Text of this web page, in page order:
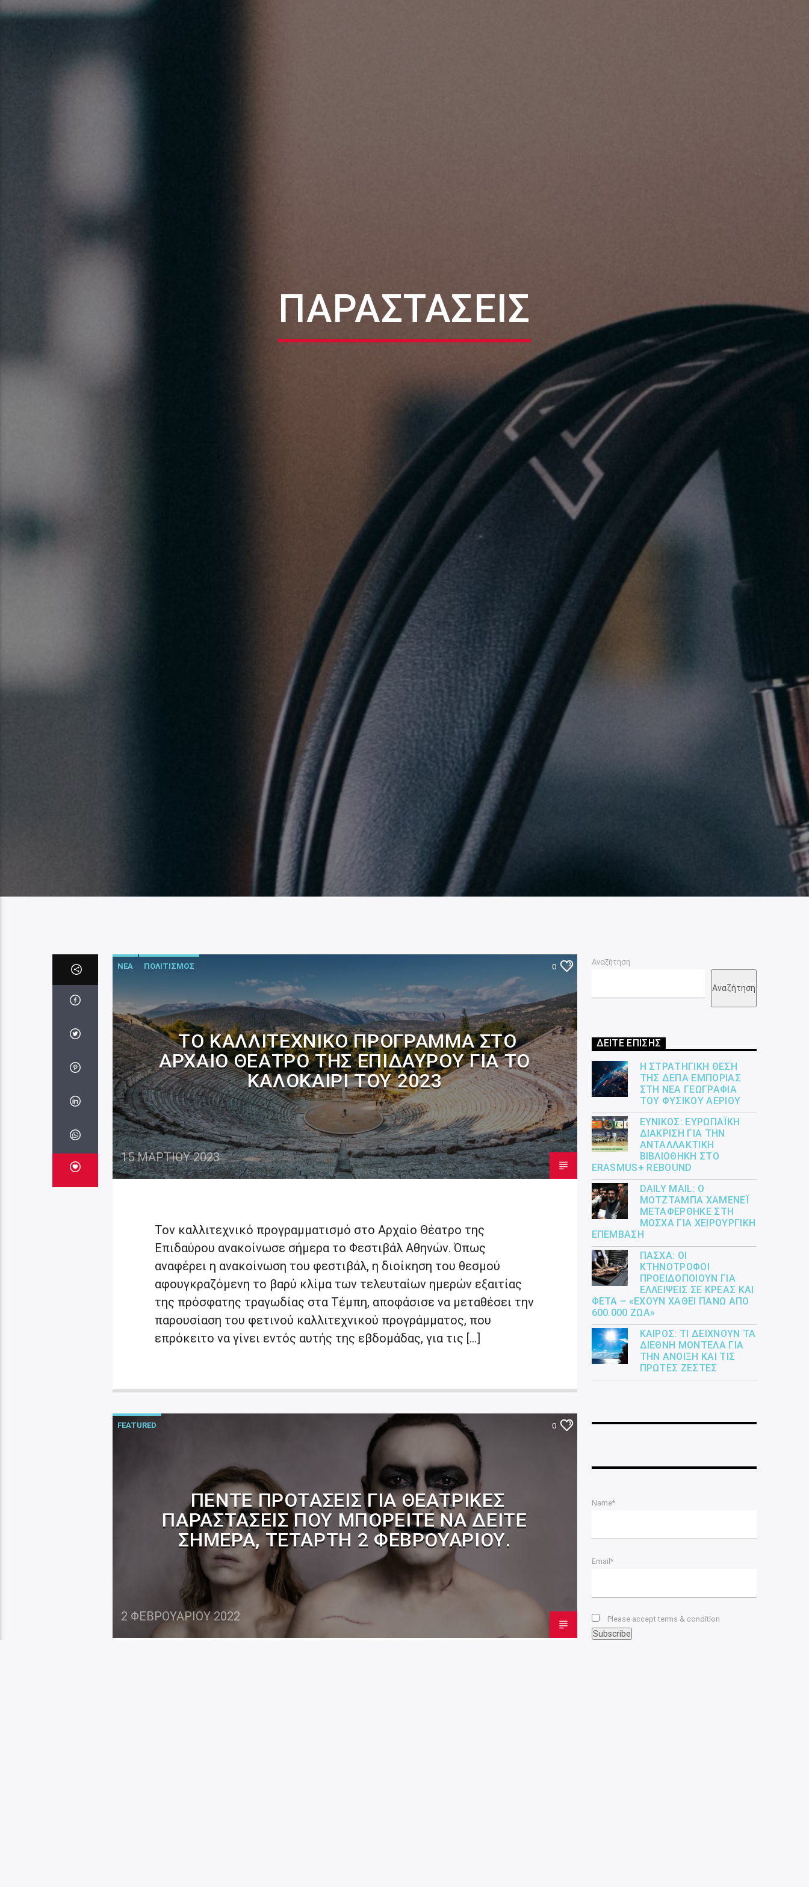
ΠΑΡΑΣΤΑΣΕΙΣ
ΝΕΑ ΠΟΛΙΤΙΣΜΟΣ 0
ΤΟ ΚΑΛΛΙΤΕΧΝΙΚΌ ΠΡΌΓΡΑΜΜΑ ΣΤΟ
ΑΡΧΑΊΟ ΘΈΑΤΡΟ ΤΗΣ ΕΠΙΔΑΎΡΟΥ ΓΙΑ ΤΟ
ΚΑΛΟΚΑΊΡΙ ΤΟΥ 2023
15 ΜΑΡΤΊΟΥ 2023
Τον καλλιτεχνικό προγραμματισμό στο Αρχαίο Θέατρο της
Επιδαύρου ανακοίνωσε σήμερα το Φεστιβάλ Αθηνών. Όπως
αναφέρει η ανακοίνωση του φεστιβάλ, η διοίκηση του θεσμού
αφουγκραζόμενη το βαρύ κλίμα των τελευταίων ημερών εξαιτίας
της πρόσφατης τραγωδίας στα Τέμπη, αποφάσισε να μεταθέσει την
παρουσίαση του φετινού καλλιτεχνικού προγράμματος, που
επρόκειτο να γίνει εντός αυτής της εβδομάδας, για τις […]
FEATURED 0
ΠΈΝΤΕ ΠΡΟΤΆΣΕΙΣ ΓΙΑ ΘΕΑΤΡΙΚΈΣ
ΠΑΡΑΣΤΆΣΕΙΣ ΠΟΥ ΜΠΟΡΕΊΤΕ ΝΑ ΔΕΊΤΕ
ΣΉΜΕΡΑ, ΤΕΤΆΡΤΗ 2 ΦΕΒΡΟΥΑΡΊΟΥ.
2 ΦΕΒΡΟΥΑΡΊΟΥ 2022
Αναζήτηση
Αναζήτηση
ΔΕΙΤΕ ΕΠΙΣΗΣ
Η ΣΤΡΑΤΗΓΙΚΉ ΘΈΣΗ
ΤΗΣ ΔΕΠΑ ΕΜΠΟΡΊΑΣ
ΣΤΗ ΝΈΑ ΓΕΩΓΡΑΦΊΑ
ΤΟΥ ΦΥΣΙΚΟΎ ΑΕΡΊΟΥ
ΕΎΝΙΚΟΣ: ΕΥΡΩΠΑΪΚΉ
ΔΙΆΚΡΙΣΗ ΓΙΑ ΤΗΝ
ΑΝΤΑΛΛΑΚΤΙΚΉ
ΒΙΒΛΙΟΘΉΚΗ ΣΤΟ
ERASMUS+ REBOUND
DAILY MAIL: Ο
ΜΟΤΖΤΆΜΠΑ ΧΑΜΕΝΕΪ́
ΜΕΤΑΦΈΡΘΗΚΕ ΣΤΗ
ΜΌΣΧΑ ΓΙΑ ΧΕΙΡΟΥΡΓΙΚΉ
ΕΠΈΜΒΑΣΗ
ΠΆΣΧΑ: ΟΙ
ΚΤΗΝΟΤΡΌΦΟΙ
ΠΡΟΕΙΔΟΠΟΙΟΎΝ ΓΙΑ
ΕΛΛΕΊΨΕΙΣ ΣΕ ΚΡΈΑΣ ΚΑΙ
ΦΈΤΑ – «ΈΧΟΥΝ ΧΑΘΕΊ ΠΆΝΩ ΑΠΌ
600.000 ΖΏΑ»
ΚΑΙΡΌΣ: ΤΙ ΔΕΊΧΝΟΥΝ ΤΑ
ΔΙΕΘΝΉ ΜΟΝΤΈΛΑ ΓΙΑ
ΤΗΝ ΆΝΟΙΞΗ ΚΑΙ ΤΙΣ
ΠΡΏΤΕΣ ΖΈΣΤΕΣ
Name*
Email*
Please accept terms & condition